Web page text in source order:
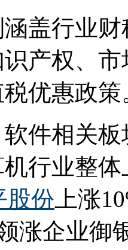
盖行业
产权、
优惠政策
件相关
行业整体
股份 上涨
涨企业御